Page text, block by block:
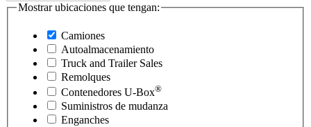
Mostrar ubicaciones que tengan:
Camiones
Autoalmacenamiento
Truck and Trailer Sales
Remolques
Contenedores U-Box®
Suministros de mudanza
Enganches